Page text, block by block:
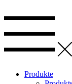
Produkte